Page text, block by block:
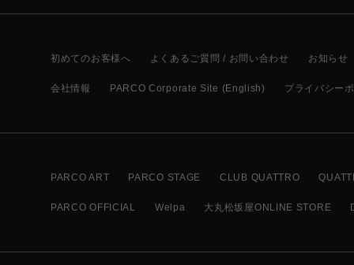
初めてのお客様へ よくあるご質問 / お問い合わせ お知らせ
会社情報 PARCO Corporate Site (English) プライバシー
PARCO ART PARCO STAGE CLUB QUATTRO
PARCO OFFICIAL Welpa 大丸松坂屋ONLINE STORE